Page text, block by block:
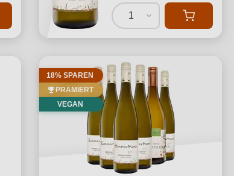
1
18% SPAREN
PRÄMIERT
VEGAN